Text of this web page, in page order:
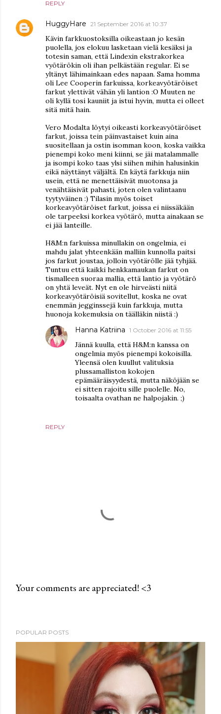
REPLY
HuggyHare 21 September 2016 at 10:37
Kävin farkkuostoksilla oikeastaan jo kesän
puolella, jos elokuu lasketaan vielä kesäksi ja
totesin saman, että Lindexin ekstrakorkea
vyötärökin oli ihan pelkästään regular. Ei se
yltänyt lähimainkaan edes napaan. Sama homma
oli Lee Cooperin farkuissa, korkeavyötäröiset
farkut ylettivät vähän yli lantion :O Muuten ne
oli kyllä tosi kauniit ja istui hyvin, mutta ei olleet
sitä mitä hain.
Vero Modalta löytyi oikeasti korkeavyötäröiset
farkut, joissa tein päinvastaiset kuin aina
suositellaan ja ostin isomman koon, koska vaikka
pienempi koko meni kiinni, se jäi matalammalle
ja isompi koko taas ylsi siihen mihin halusinkin
eikä näyttänyt väljältä. En käytä farkkuja niin
usein, että ne menettäisivät muotonsa ja
venähtäisivät pahasti, joten olen valintaanu
tyytyväinen :) Tilasin myös toiset
korkeavyötäröiset farkut, joissa ei niissäkään
ole tarpeeksi korkea vyötärö, mutta ainakaan se
ei jää lanteille.
H&M:n farkuissa minullakin on ongelmia, ei
mahdu jalat yhteenkään malliin kunnolla paitsi
jos farkut joustaa, jolloin vyötärölle jää tyhjää.
Tuntuu että kaikki henkkamaukan farkut on
tismalleen suoraa mallia, että lantio ja vyötärö
on yhtä leveät. Nyt en ole hirveästi niitä
korkeavyötäröisiä sovitellut, koska ne ovat
enemmän jegginssejä kuin farkkuja, mutta
huonoja kokemuksia on täälläkin niistä :)
REPLY
Hanna Katriina 1 October 2016 at 11:55
Jännä kuulla, että H&M:n kanssa on
ongelmia myös pienempi kokoisilla.
Yleensä olen kuullut valituksia
plussamalliston kokojen
epämääräisyydestä, mutta näköjään se
ei sitten rajoitu sille puolelle. No,
toisaalta ovathan ne halpojakin. ;)
t
a
Your comments are appreciated! <3
POPULAR POSTS